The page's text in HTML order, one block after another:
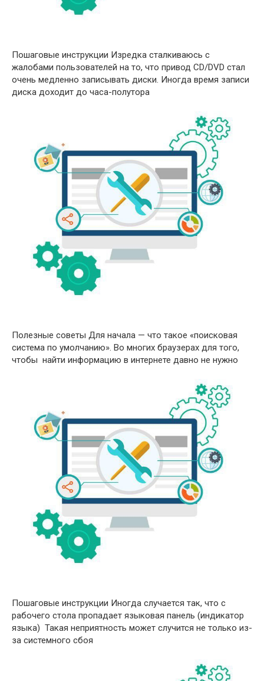
Пошаговые инструкции Изредка сталкиваюсь с
жалобами пользователей на то, что привод CD/DVD стал
очень медленно записывать диски. Иногда время записи
диска доходит до часа-полутора
Полезные советы Для начала — что такое «поисковая
система по умолчанию». Во многих браузерах для того,
чтобы найти информацию в интернете давно не нужно
Пошаговые инструкции Иногда случается так, что с
рабочего стола пропадает языковая панель (индикатор
языка) Такая неприятность может случится не только из-
за системного сбоя